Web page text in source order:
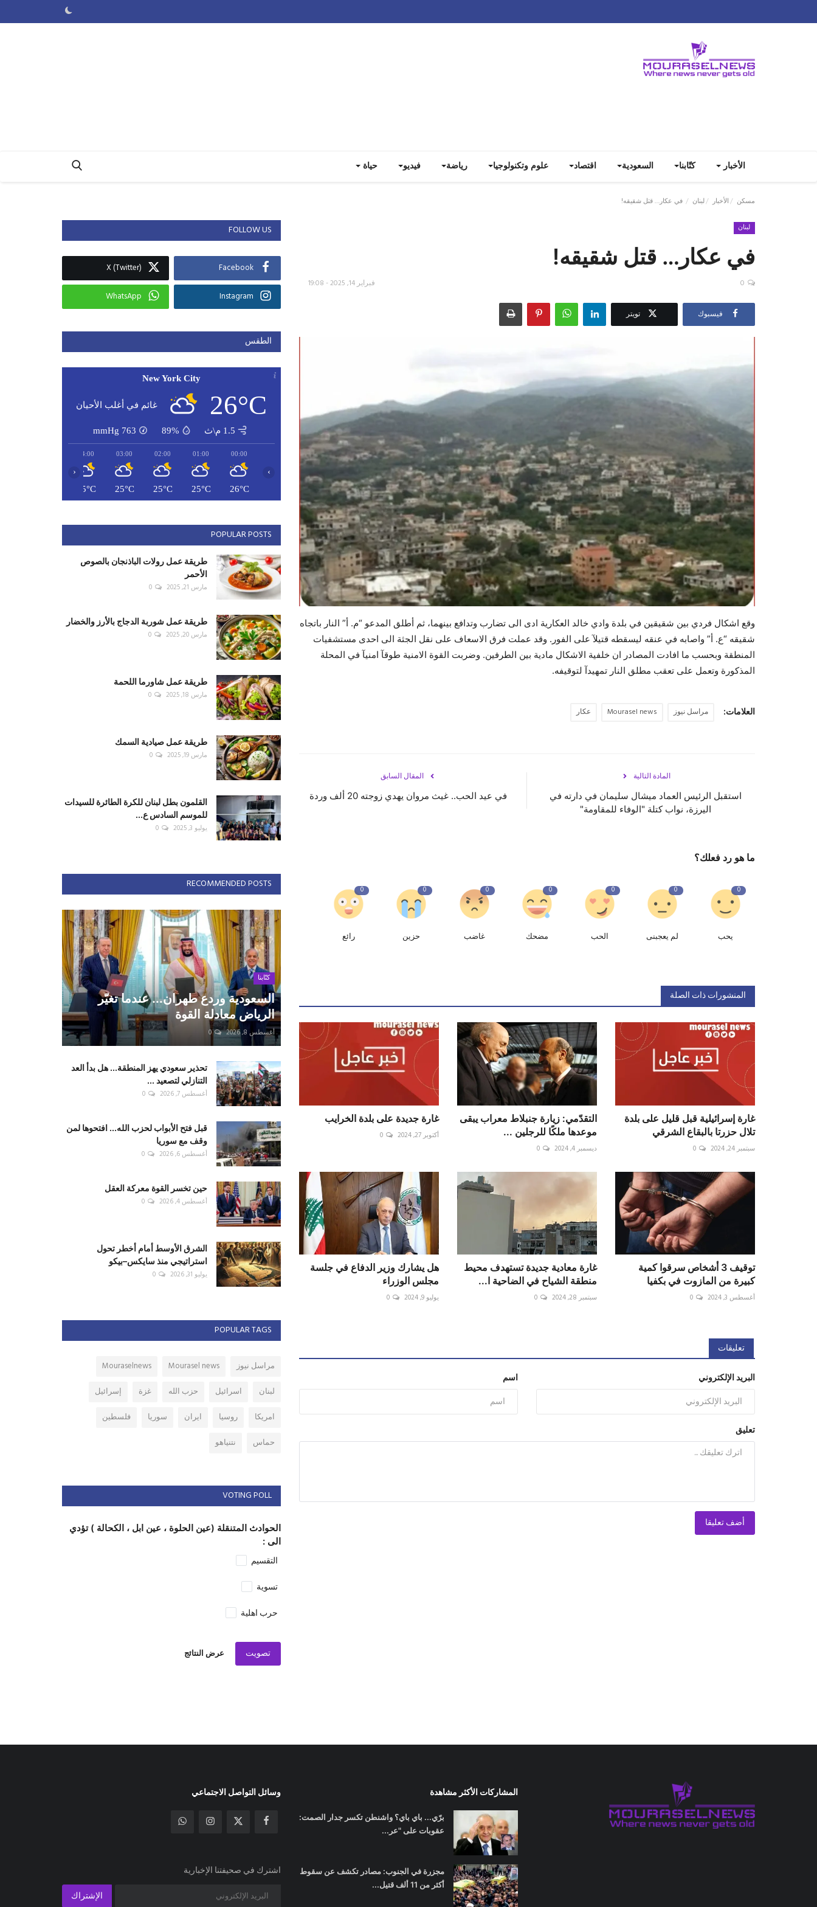
الأخبار كتّابنا السعودية اقتصاد علوم وتكنولوجيا رياضة فيديو حياة
مسكن الأخبار لبنان في عكار… قتل شقيقه!
لبنان
في عكار… قتل شقيقه!
فبراير 14, 2025 - 19:08 0
فيسبوك تويتر
وقع اشكال فردي بين شقيقين في بلدة وادي خالد العكارية ادى الى تضارب وتدافع بينهما، ثم أطلق المدعو “م. أ” النار باتجاه
شقيقه “ع. أ” واصابه في عنقه ليسقطه قتيلآ على الفور. وقد عملت فرق الاسعاف على نقل الجثة الى احدى مستشفيات
المنطقة وبحسب ما افادت المصادر ان خلفية الاشكال مادية بين الطرفين. وضربت القوة الامنية طوقآ امنيآ في المحلة
المذكورة وتعمل على تعقب مطلق النار تمهيدآ لتوقيفه.
العلامات: مراسل نيوز Mourasel news عكار
المقال السابق
في عيد الحب.. غيث مروان يهدي زوجته 20 ألف وردة
المادة التالية
استقبل الرئيس العماد ميشال سليمان في دارته في
اليرزة، نواب كتلة "الوفاء للمقاومة"
ما هو رد فعلك؟
0
يحب
0
لم يعجبنى
0
الحب
0
مضحك
0
غاضب
0
حزين
0
رائع
المنشورات ذات الصلة
غارة إسرائيلية قبل قليل على بلدة
تلال حزرتا بالبقاع الشرقي
سبتمبر 24, 2024 0
التقدّمي: زيارة جنبلاط معراب يبقى
موعدها ملكًا للرجلين ...
ديسمبر 4, 2024 0
‏غارة جديدة على بلدة ‎الخرايب
أكتوبر 27, 2024 0
توقيف 3 أشخاص سرقوا كمية
كبيرة من المازوت في بكفيا
أغسطس 3, 2024 0
غارة معادية جديدة تستهدف محيط
منطقة الشياح في الضاحية ا...
سبتمبر 28, 2024 0
هل يشارك وزير الدفاع في جلسة
مجلس الوزراء
يوليو 9, 2024 0
تعليقات
اسم البريد الإلكتروني
تعليق
أضف تعليقا
FOLLOW US
Facebook
X (Twitter)
Instagram
WhatsApp
الطقس
New York City
26°C غائم في أغلب الأحيان
1.5 م\ث 89%
763
mmHg
00:00
26°C
01:00
25°C
02:00
25°C
03:00
25°C
04:00
25°C
‹ ›
POPULAR POSTS
طريقة عمل رولات الباذنجان بالصوص
الأحمر
مارس 21, 2025 0
طريقة عمل شوربة الدجاج بالأرز والخضار
مارس 20, 2025 0
طريقة عمل شاورما اللحمة
مارس 18, 2025 0
طريقة عمل صيادية السمك
مارس 19, 2025 0
القلمون بطل لبنان للكرة الطائرة للسيدات
للموسم السادس ع...
يوليو 3, 2025 0
RECOMMENDED POSTS
كتّابنا
السعودية وردع طهران... عندما تغيّر
الرياض معادلة القوة
أغسطس 8, 2026 0
تحذير سعودي يهز المنطقة... هل بدأ العد
التنازلي لتصعيد ...
أغسطس 7, 2026 0
قبل فتح الأبواب لحزب الله... افتحوها لمن
وقف مع سوريا
أغسطس 6, 2026 0
حين تخسر القوة معركة العقل
أغسطس 4, 2026 0
الشرق الأوسط أمام أخطر تحول
استراتيجي منذ سايكس–بيكو
يوليو 31, 2026 0
POPULAR TAGS
مراسل نيوز Mourasel news
Mouraselnews
لبنان
اسرائيل حزب الله غزة
إسرائيل
امريكا
روسيا ايران سوريا
فلسطين
حماس
نتنياهو
VOTING POLL
الحوادث المتنقلة (عين الحلوة ، عين ابل ، الكحالة ) تؤدي
الى :
التقسيم
تسوية
حرب اهلية
تصويت عرض النتائج
المشاركات الأكثر مشاهدة
برّي... باي باي؟ واشنطن تكسر جدار الصمت:
عقوبات على "عر...
مجزرة في الجنوب: مصادر تكشف عن سقوط
أكثر من 11 ألف قتيل...
وسائل التواصل الاجتماعي
اشترك في صحيفتنا الإخبارية
الإشتراك